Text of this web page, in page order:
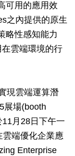
可用的應用效
之內提供的原生
略性感知能力
在雲端環境的行
現雲端運算潛
展場(booth
11月 28日下午一
端優化企業應
Enterprise